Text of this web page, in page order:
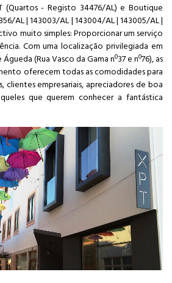
(Quartos - Registo 34476/AL) e Boutique
AL | 143003/AL | 143004/AL | 143005/AL |
muito simples: Proporcionar um serviço
Com uma localização privilegiada em
(Rua Vasco da Gama nº37 e nº76), as
oferecem todas as comodidades para
clientes empresariais, apreciadores de boa
que querem conhecer a fantástica